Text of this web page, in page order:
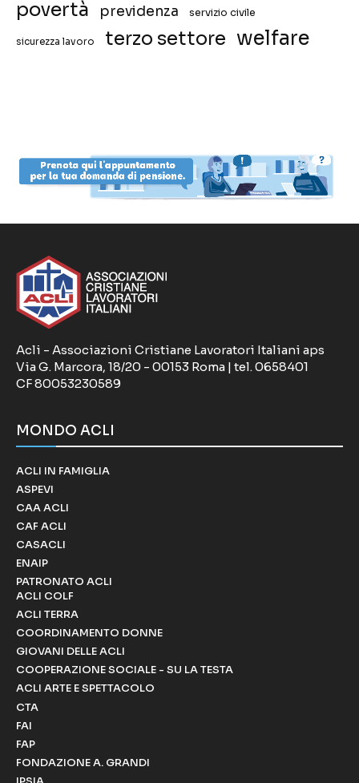
povertà previdenza servizio civile
sicurezza lavoro terzo settore welfare
Acli - Associazioni Cristiane Lavoratori Italiani aps
Via G. Marcora, 18/20 - 00153 Roma | tel. 0658401
CF 80053230589
MONDO ACLI
ACLI IN FAMIGLIA
ASPEVI
CAA ACLI
CAF ACLI
CASACLI
ENAIP
PATRONATO ACLI
ACLI COLF
ACLI TERRA
COORDINAMENTO DONNE
GIOVANI DELLE ACLI
COOPERAZIONE SOCIALE - SU LA TESTA
ACLI ARTE E SPETTACOLO
CTA
FAI
FAP
FONDAZIONE A. GRANDI